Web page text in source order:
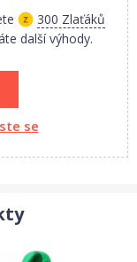
300 Zlaťáků
další výhody.
se